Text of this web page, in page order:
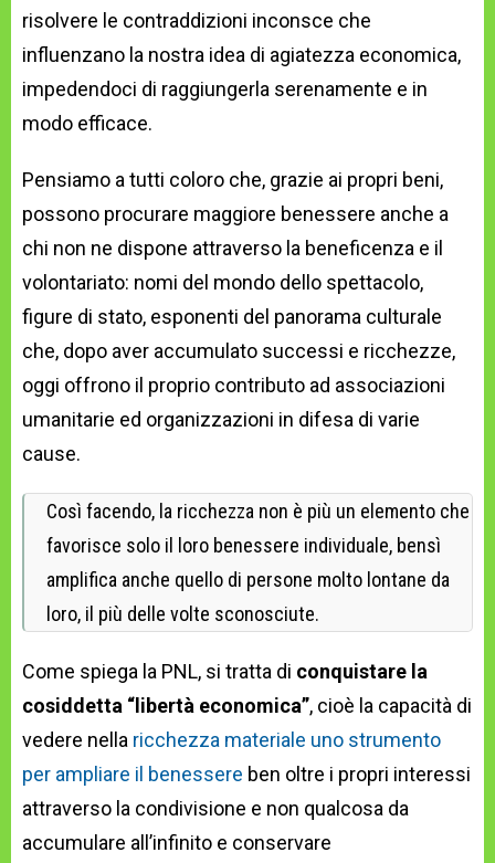
risolvere le contraddizioni inconsce che
influenzano la nostra idea di agiatezza economica,
impedendoci di raggiungerla serenamente e in
modo efficace.
Pensiamo a tutti coloro che, grazie ai propri beni,
possono procurare maggiore benessere anche a
chi non ne dispone attraverso la beneficenza e il
volontariato: nomi del mondo dello spettacolo,
figure di stato, esponenti del panorama culturale
che, dopo aver accumulato successi e ricchezze,
oggi offrono il proprio contributo ad associazioni
umanitarie ed organizzazioni in difesa di varie
cause.
Così facendo, la ricchezza non è più un elemento che
favorisce solo il loro benessere individuale, bensì
amplifica anche quello di persone molto lontane da
loro, il più delle volte sconosciute.
Come spiega la PNL, si tratta di conquistare la
cosiddetta “libertà economica”, cioè la capacità di
vedere nella ricchezza materiale uno strumento
per ampliare il benessere ben oltre i propri interessi
attraverso la condivisione e non qualcosa da
accumulare all’infinito e conservare